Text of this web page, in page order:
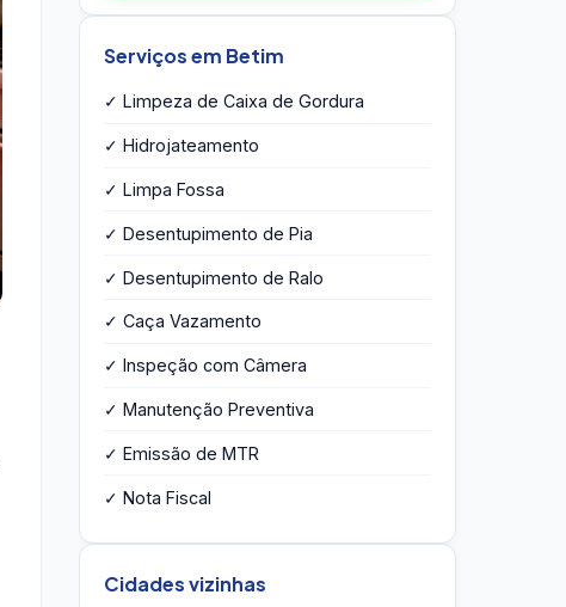
Serviços em Betim
✓ Limpeza de Caixa de Gordura
✓ Hidrojateamento
✓ Limpa Fossa
✓ Desentupimento de Pia
✓ Desentupimento de Ralo
✓ Caça Vazamento
✓ Inspeção com Câmera
✓ Manutenção Preventiva
✓ Emissão de MTR
✓ Nota Fiscal
Cidades vizinhas